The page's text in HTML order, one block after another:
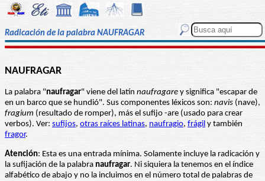
Radicación de la palabra NAUFRAGAR
NAUFRAGAR
La palabra "naufragar" viene del latín naufragare y significa "escapar de
en un barco que se hundió". Sus componentes léxicos son: navis (nave),
fragium (resultado de romper), más el sufijo -are (usado para crear
verbos). Ver: sufijos, otras raíces latinas, naufragio, frágil y también
fragor.
Atención: Esta es una entrada mínima. Solamente incluye la radicación y
la sufijación de la palabra naufragar. Ni siquiera la tenemos en el índice
alfabético de abajo y no la incluimos en el número total de palabras de